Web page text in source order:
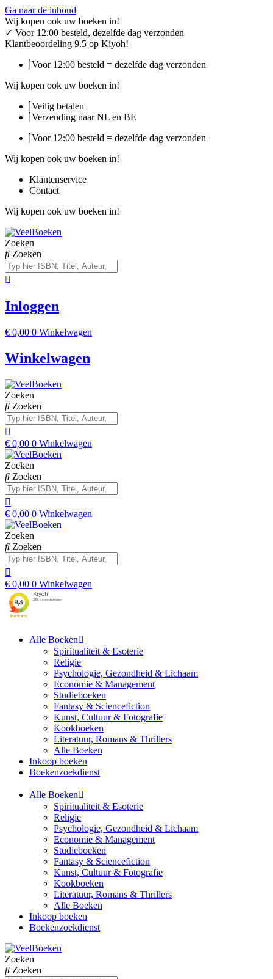
Ga naar de inhoud
Wij kopen ook uw boeken in!
✓ Voor 12:00 besteld, dezelfde dag verzonden
Klantbeoordeling 9.5 op Kiyoh!
Voor 12:00 besteld = dezelfde dag verzonden
Wij kopen ook uw boeken in!
Veilig betalen
Verzending naar NL en BE
Voor 12:00 besteld = dezelfde dag verzonden
Wij kopen ook uw boeken in!
Klantenservice
Contact
Wij kopen ook uw boeken in!
Zoeken
Zoeken
Inloggen
€ 0,00 0 Winkelwagen
Winkelwagen
Zoeken
Zoeken
€ 0,00 0 Winkelwagen
Zoeken
Zoeken
€ 0,00 0 Winkelwagen
Zoeken
Zoeken
€ 0,00 0 Winkelwagen
Alle Boeken
Spiritualiteit & Esoterie
Religie
Psychologie, Gezondheid & Lichaam
Economie & Management
Studieboeken
Fantasy & Sciencefiction
Kunst, Cultuur & Fotografie
Kookboeken
Literatuur, Romans & Thrillers
Alle Boeken
Inkoop boeken
Boekenzoekdienst
Alle Boeken
Spiritualiteit & Esoterie
Religie
Psychologie, Gezondheid & Lichaam
Economie & Management
Studieboeken
Fantasy & Sciencefiction
Kunst, Cultuur & Fotografie
Kookboeken
Literatuur, Romans & Thrillers
Alle Boeken
Inkoop boeken
Boekenzoekdienst
Zoeken
Zoeken